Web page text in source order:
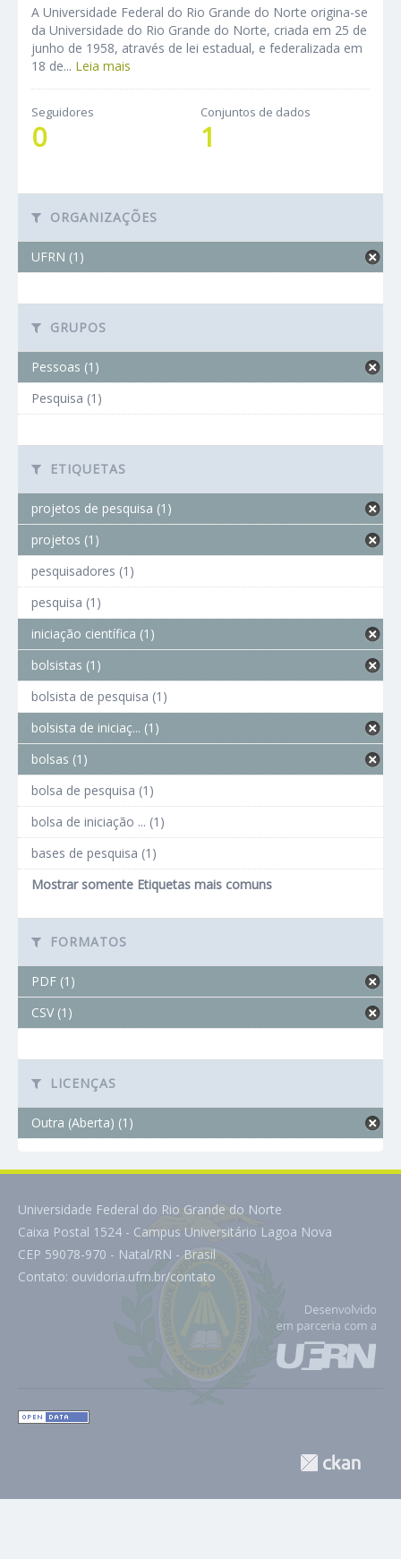
A Universidade Federal do Rio Grande do Norte origina-se
da Universidade do Rio Grande do Norte, criada em 25 de
junho de 1958, através de lei estadual, e federalizada em
18 de... Leia mais
Seguidores
0
Conjuntos de dados
1
ORGANIZAÇÕES
UFRN (1)
GRUPOS
Pessoas (1)
Pesquisa (1)
ETIQUETAS
projetos de pesquisa (1)
projetos (1)
pesquisadores (1)
pesquisa (1)
iniciação científica (1)
bolsistas (1)
bolsista de pesquisa (1)
bolsista de iniciaç... (1)
bolsas (1)
bolsa de pesquisa (1)
bolsa de iniciação ... (1)
bases de pesquisa (1)
Mostrar somente Etiquetas mais comuns
FORMATOS
PDF (1)
CSV (1)
LICENÇAS
Outra (Aberta) (1)
Universidade Federal do Rio Grande do Norte
Caixa Postal 1524 - Campus Universitário Lagoa Nova
CEP 59078-970 - Natal/RN - Brasil
Contato: ouvidoria.ufrn.br/contato